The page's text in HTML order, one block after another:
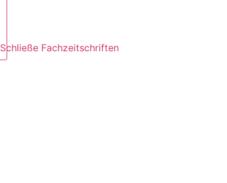
Schließe Fachzeitschriften